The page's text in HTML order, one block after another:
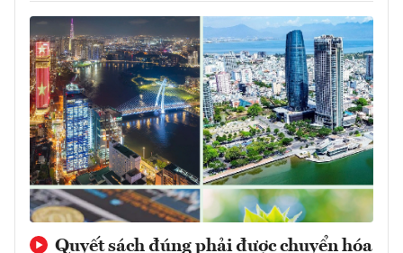
Quyết sách đúng phải được chuyển hóa